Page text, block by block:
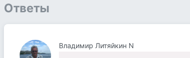
Ответы
Владимир Литяйкин N